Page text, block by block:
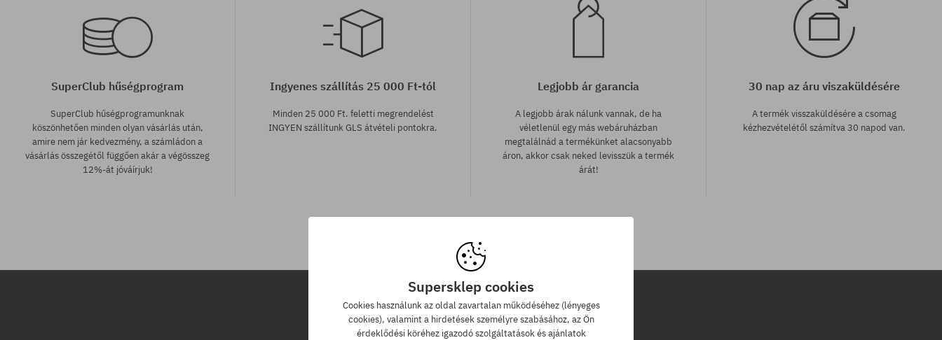
SuperClub hűségprogram
SuperClub hűségprogramunknak
köszönhetően minden olyan vásárlás után,
amire nem jár kedvezmény, a számládon a
vásárlás összegétől függően akár a végösszeg
12%-át jóváírjuk!
Ingyenes szállítás 25 000 Ft-tól
Minden 25 000 Ft. feletti megrendelést
INGYEN szállítunk GLS átvételi pontokra.
Legjobb ár garancia
A legjobb árak nálunk vannak, de ha
véletlenül egy más webáruházban
megtalálnád a termékünket alacsonyabb
áron, akkor csak neked levisszük a termék
árát!
30 nap az áru viszaküldésére
A termék visszaküldésére a csomag
kézhezvételétől számítva 30 napod van.
Hírlevél
Supersklep cookies
Cookies használunk az oldal zavartalan működéséhez (lényeges
cookies), valamint a hirdetések személyre szabásához, az Ön
érdeklődési köréhez igazodó szolgáltatások és ajánlatok